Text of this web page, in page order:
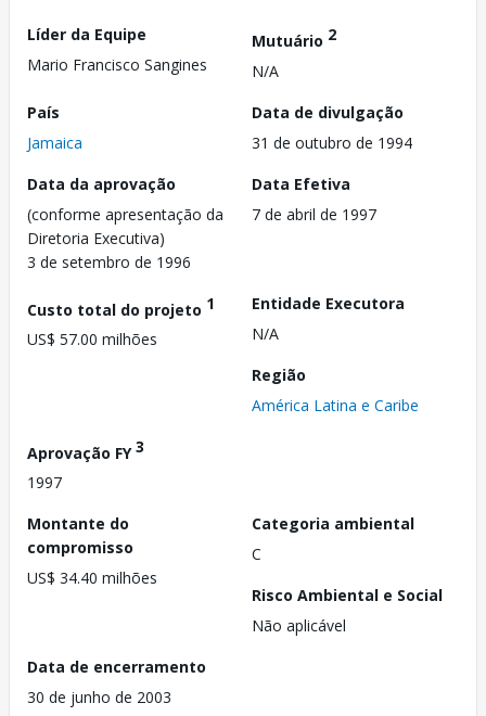
Líder da Equipe
Mario Francisco Sangines
Mutuário 2
N/A
País
Jamaica
Data de divulgação
31 de outubro de 1994
Data da aprovação
(conforme apresentação da
Diretoria Executiva)
3 de setembro de 1996
Data Efetiva
7 de abril de 1997
Custo total do projeto 1
US$ 57.00 milhões
Entidade Executora
N/A
Região
América Latina e Caribe
Aprovação FY3
1997
Montante do
compromisso
US$ 34.40 milhões
Categoria ambiental
C
Risco Ambiental e Social
Não aplicável
Data de encerramento
30 de junho de 2003